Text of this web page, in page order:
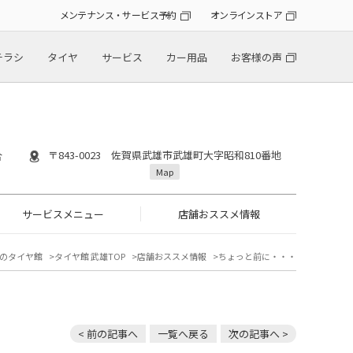
メンテナンス・サービス予約 オンラインストア
シ タイヤ サービス カー用品 お客様の声
〒843-0023 佐賀県武雄市武雄町大字昭和810番地
Map
サービスメニュー 店舗おススメ情報
タイヤ館 タイヤ館 武雄TOP 店舗おススメ情報 ちょっと前に・・・
< 前の記事へ 一覧へ戻る 次の記事へ >